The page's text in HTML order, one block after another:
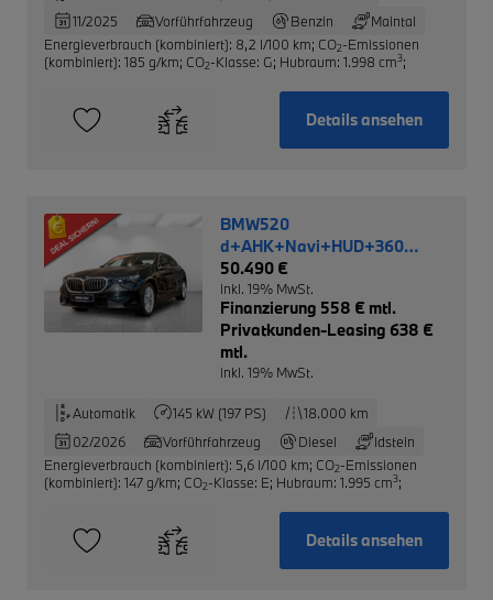
11/2025
Vorführfahrzeug Benzin
Maintal
Energieverbrauch (kombiniert): 8,2 l/100 km; CO2-Emissionen
(kombiniert): 185 g/km; CO2-Klasse: G; Hubraum: 1.998 cm3;
Details ansehen
BMW520
d+AHK+Navi+HUD+360
Kamera+Leder NP 73.510,-
50.490 €
inkl. 19% MwSt.
Finanzierung 558 € mtl.
Privatkunden-Leasing 638 €
mtl.
inkl. 19% MwSt.
Automatik 145 kW (197 PS)
18.000 km
02/2026
Vorführfahrzeug Diesel
Idstein
Energieverbrauch (kombiniert): 5,6 l/100 km; CO2-Emissionen
(kombiniert): 147 g/km; CO2-Klasse: E; Hubraum: 1.995 cm3;
Details ansehen